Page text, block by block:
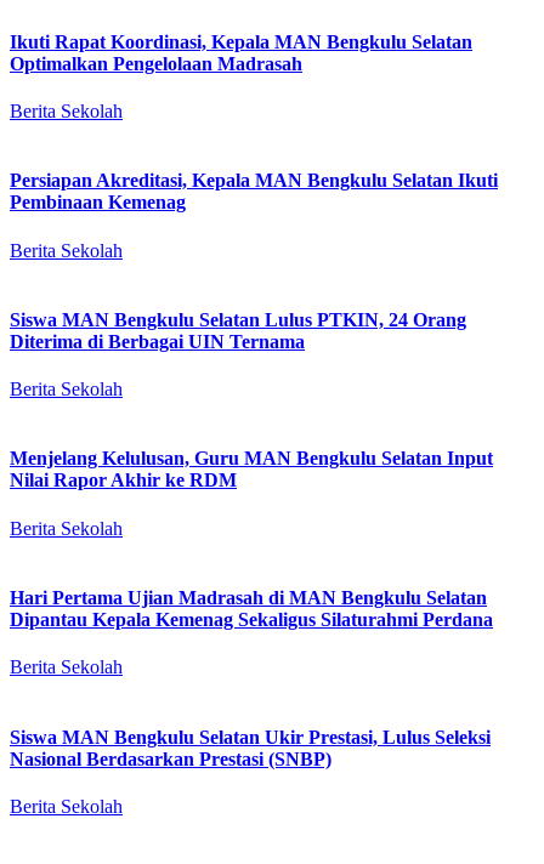
Ikuti Rapat Koordinasi, Kepala MAN Bengkulu Selatan
Optimalkan Pengelolaan Madrasah
Berita Sekolah
Persiapan Akreditasi, Kepala MAN Bengkulu Selatan Ikuti
Pembinaan Kemenag
Berita Sekolah
Siswa MAN Bengkulu Selatan Lulus PTKIN, 24 Orang
Diterima di Berbagai UIN Ternama
Berita Sekolah
Menjelang Kelulusan, Guru MAN Bengkulu Selatan Input
Nilai Rapor Akhir ke RDM
Berita Sekolah
Hari Pertama Ujian Madrasah di MAN Bengkulu Selatan
Dipantau Kepala Kemenag Sekaligus Silaturahmi Perdana
Berita Sekolah
Siswa MAN Bengkulu Selatan Ukir Prestasi, Lulus Seleksi
Nasional Berdasarkan Prestasi (SNBP)
Berita Sekolah